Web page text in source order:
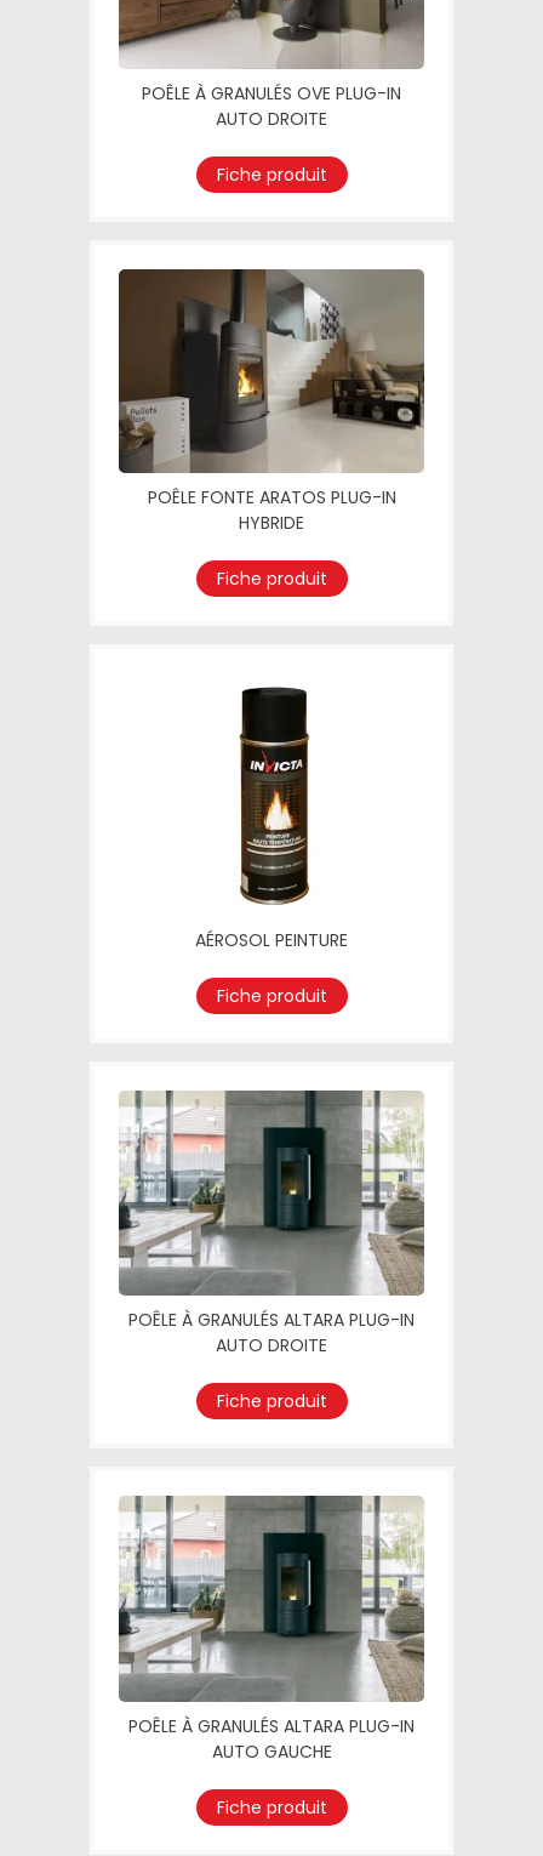
POÊLE À GRANULÉS OVE PLUG-IN
AUTO DROITE
Fiche produit
POÊLE FONTE ARATOS PLUG-IN
HYBRIDE
Fiche produit
AÉROSOL PEINTURE
Fiche produit
POÊLE À GRANULÉS ALTARA PLUG-IN
AUTO DROITE
Fiche produit
POÊLE À GRANULÉS ALTARA PLUG-IN
AUTO GAUCHE
Fiche produit